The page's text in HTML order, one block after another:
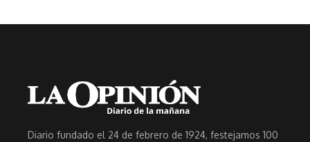
Diario fundado el 24 de febrero de 1924, festejamos 100